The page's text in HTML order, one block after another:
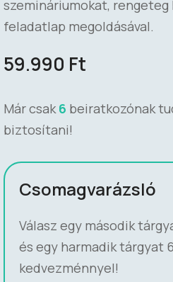
szemináriumokat,
feladatlap megoldásával.
59.990 Ft
Már csak 6 beiratkozónak
biztosítani!
Csomagvarázsló
Válasz egy második
és egy harmadik tárgyat
kedvezménnyel!